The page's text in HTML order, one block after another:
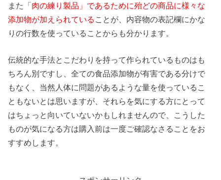
また
「肉の練り製品」であるために殆どの商品に様々な
添加物が加えられている ことが、内容物の表記欄にかな
りの行数を使っていることからも分かります。
伝統的な手法とこだわりを持って作られているものはも
ちろん別ですし、全ての食品添加物が有害である分けで
もなく、当然人体に問題があるような量を使っているこ
ともないとは思いますが、それらを気にする方にとって
はちょっと向いていないかもしれませんので、こうした
ものが気になる方は購入前は一度ご確認なさることをお
すすめします。